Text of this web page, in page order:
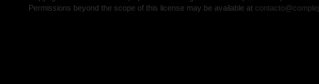
Permissions beyond the scope of this license may be available at